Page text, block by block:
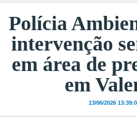
Polícia
intervenção
em área de
em
13/06/2026